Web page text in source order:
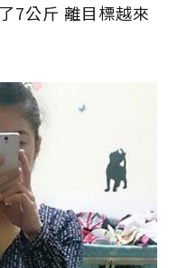
7公斤 離目標越來